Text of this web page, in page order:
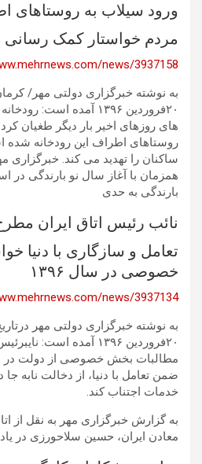
ورود سیلاب به روستاهای
مردم خواستار کمک رسانی
news/3937158
به نوشته خبرگزاری دولتی مهر/
۲۰فروردین ۱۳۹۶ آمده
های روزهای اخیر بار دیگر طغیان
روستاهای اطراف این رودخانه
ساکنان را تهدید می کند. خبرگزاری
همزمان با آغاز سال نو بارندگی
بارندگی به حدی
نائب رئیس اتاق ایران
تعامل و سازگاری با دنیا
خصوصی در سال ۱۳۹۶
news/3937134
به نوشته خبرگزاری دولتی مهر
۲۰فروردین ۱۳۹۶ آمده است:
ضمن تعامل با دنیا، از دخالت نابه
خدمات اجتناب کند.
به گزارش خبرگزاری مهر به نقل از
معادن ایران، حسین سلاحورزی در